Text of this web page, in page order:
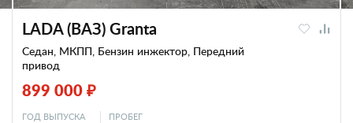
LADA (ВАЗ) Granta
Седан, МКПП, Бензин инжектор, Передний
привод
899 000 ₽
ГОД ВЫПУСКА ПРОБЕГ